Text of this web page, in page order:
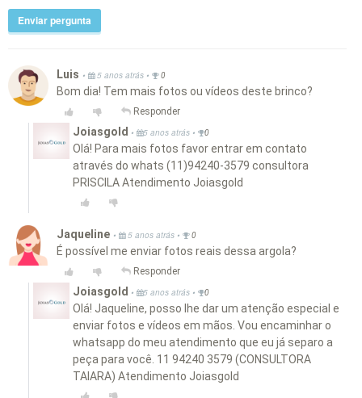
Enviar pergunta
Luis • 5 anos atrás • 0
Bom dia! Tem mais fotos ou vídeos deste brinco?
Responder
Joiasgold • 5 anos atrás • 0
Olá! Para mais fotos favor entrar em contato
através do whats (11)94240-3579 consultora
PRISCILA Atendimento Joiasgold
Jaqueline • 5 anos atrás • 0
É possível me enviar fotos reais dessa argola?
Responder
Joiasgold • 5 anos atrás • 0
Olá! Jaqueline, posso lhe dar um atenção especial e
enviar fotos e vídeos em mãos. Vou encaminhar o
whatsapp do meu atendimento que eu já separo a
peça para você. 11 94240 3579 (CONSULTORA
TAIARA) Atendimento Joiasgold